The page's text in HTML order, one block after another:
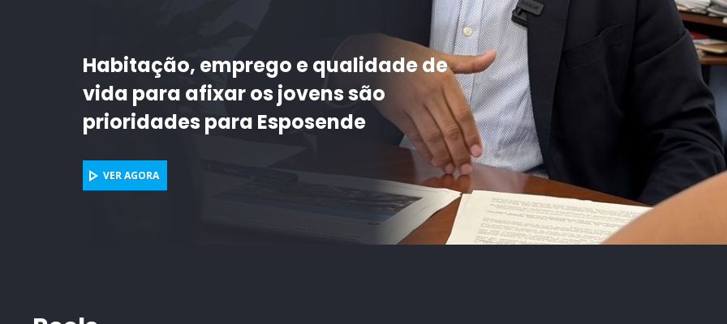
Intercâmbio com cidade de Cali
deixa em Braga mural artístico
VER AGORA